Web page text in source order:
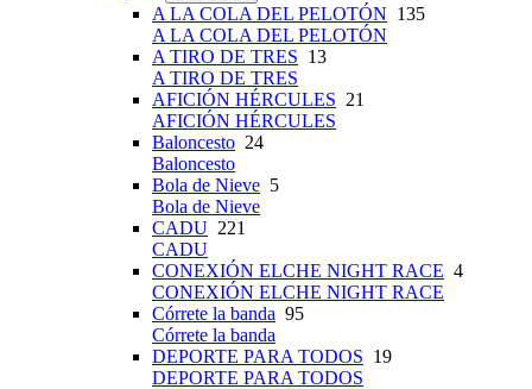
A LA COLA DEL PELOTÓN 135
A LA COLA DEL PELOTÓN
A TIRO DE TRES 13
A TIRO DE TRES
AFICIÓN HÉRCULES 21
AFICIÓN HÉRCULES
Baloncesto 24
Baloncesto
Bola de Nieve 5
Bola de Nieve
CADU 221
CADU
CONEXIÓN ELCHE NIGHT RACE 4
CONEXIÓN ELCHE NIGHT RACE
Córrete la banda 95
Córrete la banda
DEPORTE PARA TODOS 19
DEPORTE PARA TODOS